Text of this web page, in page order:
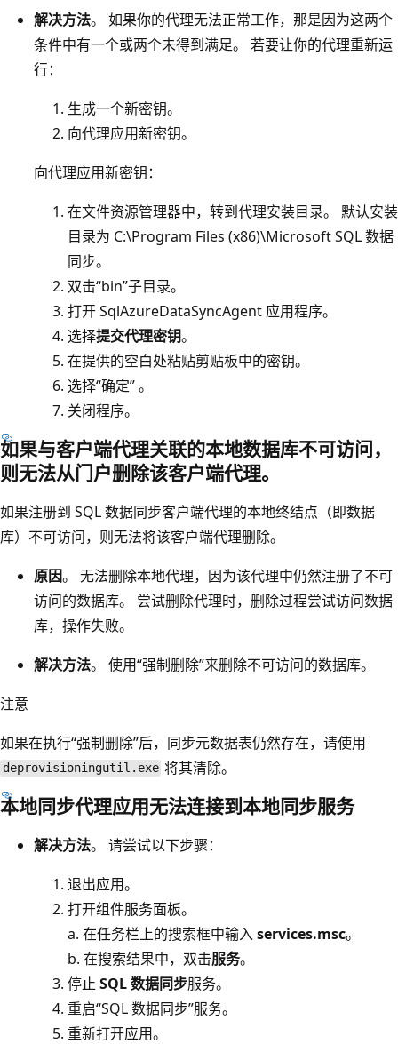
解决方法。 如果你的代理无法正常工作，那是因为这两个
条件中有一个或两个未得到满足。 若要让你的代理重新运
行：
生成一个新密钥。
向代理应用新密钥。
向代理应用新密钥：
在文件资源管理器中，转到代理安装目录。 默认安装
目录为 C:\Program Files (x86)\Microsoft SQL 数据
同步。
双击“bin”子目录。
打开 SqlAzureDataSyncAgent 应用程序。
选择提交代理密钥。
在提供的空白处粘贴剪贴板中的密钥。
选择“确定” 。
关闭程序。
如果与客户端代理关联的本地数据库不可访问，
则无法从门户删除该客户端代理。
如果注册到 SQL 数据同步客户端代理的本地终结点（即数据
库）不可访问，则无法将该客户端代理删除。
原因。 无法删除本地代理，因为该代理中仍然注册了不可
访问的数据库。 尝试删除代理时，删除过程尝试访问数据
库，操作失败。
解决方法。 使用“强制删除”来删除不可访问的数据库。
注意
如果在执行“强制删除”后，同步元数据表仍然存在，请使用
deprovisioningutil.exe 将其清除。
本地同步代理应用无法连接到本地同步服务
解决方法。 请尝试以下步骤：
退出应用。
打开组件服务面板。
a. 在任务栏上的搜索框中输入services.msc。
b. 在搜索结果中，双击服务。
停止 SQL 数据同步服务。
重启“SQL 数据同步”服务。
重新打开应用。